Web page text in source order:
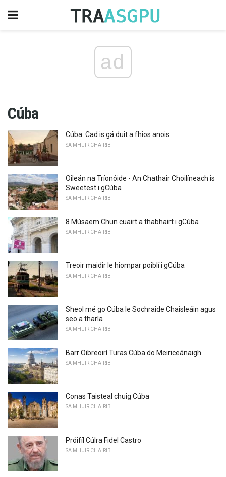
ad
Cúba
Cúba: Cad is gá duit a fhios anois
SA MHUIR CHAIRIB
Oileán na Tríonóide - An Chathair Choilíneach is
Sweetest i gCúba
SA MHUIR CHAIRIB
8 Músaem Chun cuairt a thabhairt i gCúba
SA MHUIR CHAIRIB
Treoir maidir le hiompar poiblí i gCúba
SA MHUIR CHAIRIB
Sheol mé go Cúba le Sochraide Chaisleáin agus
seo a tharla
SA MHUIR CHAIRIB
Barr Oibreoirí Turas Cúba do Meiriceánaigh
SA MHUIR CHAIRIB
Conas Taisteal chuig Cúba
SA MHUIR CHAIRIB
Próifíl Cúlra Fidel Castro
SA MHUIR CHAIRIB